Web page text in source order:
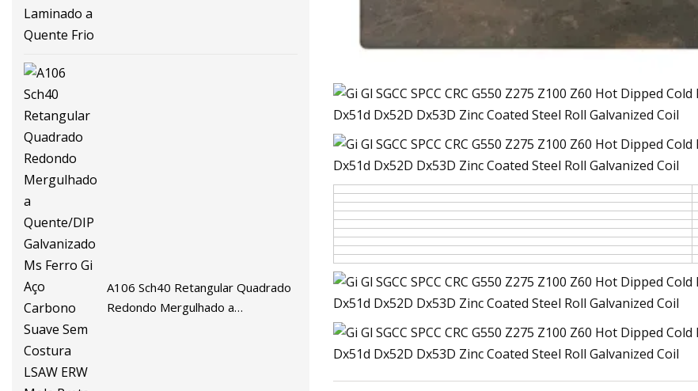
A106 Sch40 Retangular Quadrado
Redondo Mergulhado a